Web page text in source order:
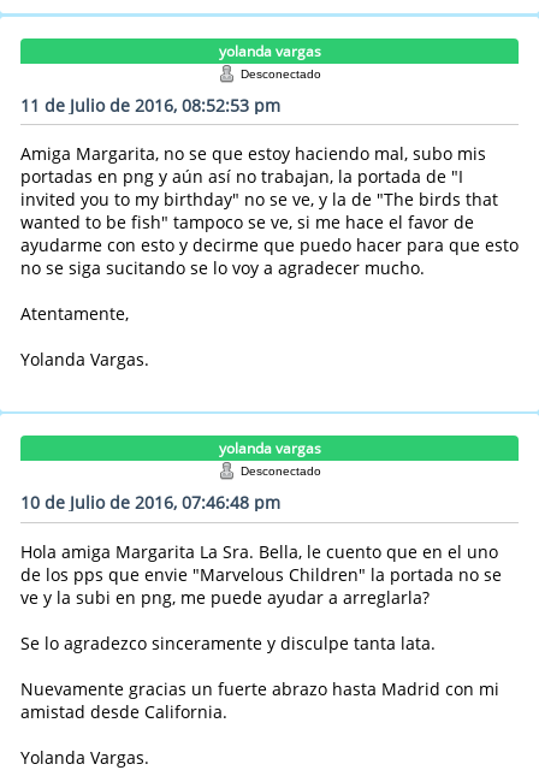
yolanda vargas
Desconectado
11 de Julio de 2016, 08:52:53 pm
Amiga Margarita, no se que estoy haciendo mal, subo mis
portadas en png y aún así no trabajan, la portada de "I
invited you to my birthday" no se ve, y la de "The birds that
wanted to be fish" tampoco se ve, si me hace el favor de
ayudarme con esto y decirme que puedo hacer para que esto
no se siga sucitando se lo voy a agradecer mucho.
Atentamente,
Yolanda Vargas.
yolanda vargas
Desconectado
10 de Julio de 2016, 07:46:48 pm
Hola amiga Margarita La Sra. Bella, le cuento que en el uno
de los pps que envie "Marvelous Children" la portada no se
ve y la subi en png, me puede ayudar a arreglarla?
Se lo agradezco sinceramente y disculpe tanta lata.
Nuevamente gracias un fuerte abrazo hasta Madrid con mi
amistad desde California.
Yolanda Vargas.